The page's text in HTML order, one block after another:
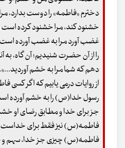
دخترم «فاطمه» را دوست بدارد،
خشنود کند، مرا خشنود کرده
غضب آورد مرا به غضب آورده
را از آن حضرت شنیدیم؛ آن گاه،
دهم که شما مرا به خشم آوردید...».
از روایات درمی یابیم که اگر
رسول خدا(ص) را به خشم آورده
جز برای خدا و مطابق رضای او
فاطمه(س) نیز فقط برای خداست.
فاطمه(س) چیزی جز خدا، سهم